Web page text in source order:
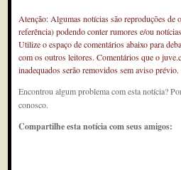
Atenção: Algumas notícias são reproduções de
referência) podendo conter rumores e/ou
Utilize o espaço de comentários abaixo para
com os outros leitores. Comentários que o
inadequados serão removidos sem aviso prévio.
Encontrou algum problema com esta notícia?
conosco.
Compartilhe esta notícia com seus amigos: